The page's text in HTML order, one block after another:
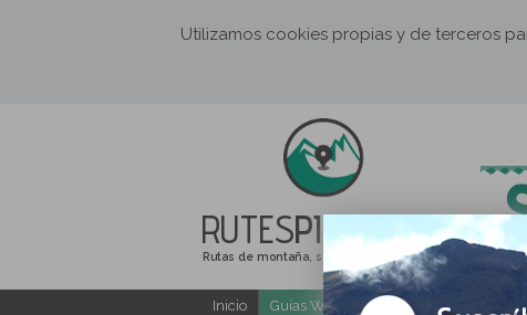
Utilizamos cookies propias y de terceros
RUTESPIRINEUS
Rutas de montaña, senderismo y excursiones
Inicio Guías Web y PDF gratuitas